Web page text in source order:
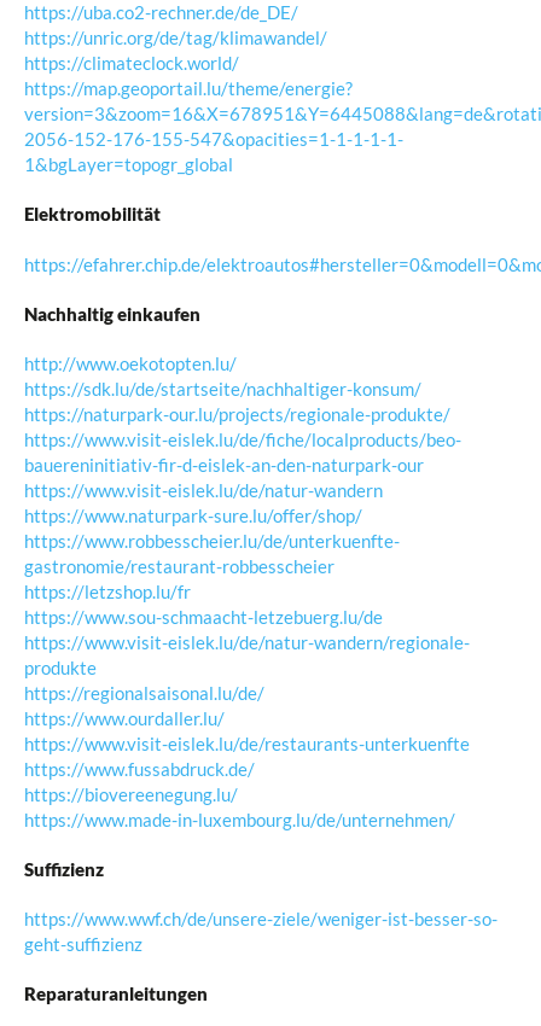
https://uba.co2-rechner.de/de_DE/
https://unric.org/de/tag/klimawandel/
https://climateclock.world/
https://map.geoportail.lu/theme/energie?
2056-152-176-155-547&opacities=1-1-1-1-1-
1&bgLayer=topogr_global
Elektromobilität
https://efahrer.chip.de/
Nachhaltig einkaufen
http://www.oekotopten.lu/
https://sdk.lu/de/startseite/nachhaltiger-konsum/
https://naturpark-our.lu/projects/regionale-produkte/
https://www.visit-eislek.lu/de/fiche/localproducts/beo-
bauereninitiativ-fir-d-eislek-an-den-naturpark-our
https://www.visit-eislek.lu/de/natur-wandern
https://www.naturpark-sure.lu/offer/shop/
https://www.robbesscheier.lu/de/unterkuenfte-
gastronomie/restaurant-robbesscheier
https://letzshop.lu/fr
https://www.sou-schmaacht-letzebuerg.lu/de
https://www.visit-eislek.lu/de/natur-wandern/regionale-
produkte
https://regionalsaisonal.lu/de/
https://www.ourdaller.lu/
https://www.visit-eislek.lu/de/restaurants-unterkuenfte
https://www.fussabdruck.de/
https://biovereenegung.lu/
https://www.made-in-luxembourg.lu/de/unternehmen/
Suffizienz
https://www.wwf.ch/de/unsere-ziele/weniger-ist-besser-so-
geht-suffizienz
Reparaturanleitungen